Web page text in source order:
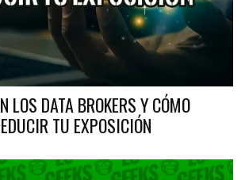
LOS DATA BROKERS Y CÓMO
TU EXPOSICIÓN